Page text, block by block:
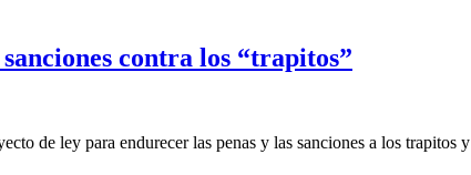
contra los “trapitos”
de ley para endurecer las penas y las sanciones a los trapitos y